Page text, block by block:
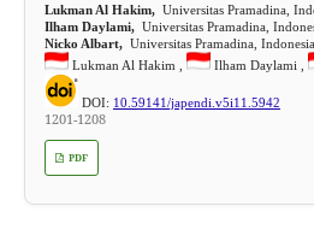
Lukman Al Hakim,Universitas Pramadina,
Ilham Daylami,Universitas Pramadina,
Nicko Albart,Universitas Pramadina,
Lukman Al Hakim ,
Ilham Daylami ,
DOI: 10.59141/japendi.v5i11.5942
1201-1208
PDF